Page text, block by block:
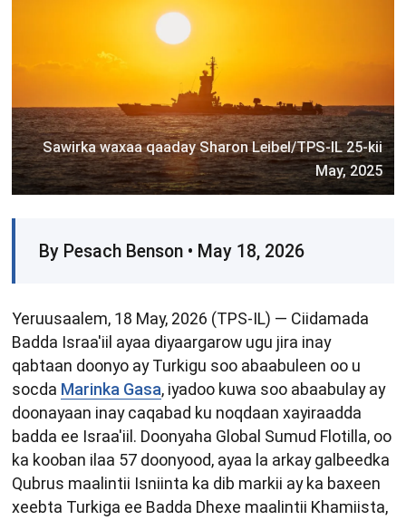
Sawirka waxaa qaaday Sharon Leibel/TPS-IL 25-kii
May, 2025
By Pesach Benson • May 18, 2026
Yeruusaalem, 18 May, 2026 (TPS-IL) — Ciidamada
Badda Israa'iil ayaa diyaargarow ugu jira inay
qabtaan doonyo ay Turkigu soo abaabuleen oo u
socda Marinka Gasa, iyadoo kuwa soo abaabulay ay
doonayaan inay caqabad ku noqdaan xayiraadda
badda ee Israa'iil. Doonyaha Global Sumud Flotilla, oo
ka kooban ilaa 57 doonyood, ayaa la arkay galbeedka
Qubrus maalintii Isniinta ka dib markii ay ka baxeen
xeebta Turkiga ee Badda Dhexe maalintii Khamiista,